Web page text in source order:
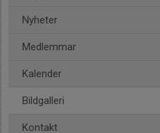
Nyheter
Medlemmar
Kalender
Bildgalleri
Kontakt